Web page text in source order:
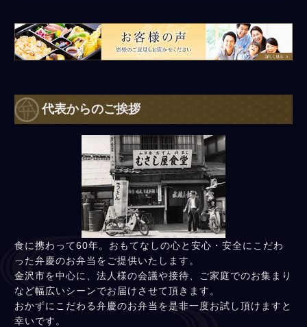
皆様のご意見もお聞かせください。
代表からのご挨拶
食に携わって60年。おもてなしの心と安心・安全にこだわ
った弁慶のお弁当をご提供いたします。
金沢市を中心に、法人様の会議や接待、ご家庭でのお集まり
など幅広いシーンでお届けさせて頂きます。
おかずにこだわる弁慶のお弁当を是非一度お試し頂けますと
幸いです。